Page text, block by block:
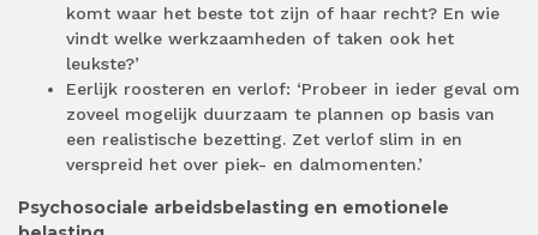
komt waar het beste tot zijn of haar recht? En wie
vindt welke werkzaamheden of taken ook het
leukste?’
Eerlijk roosteren en verlof: ‘Probeer in ieder geval om
zoveel mogelijk duurzaam te plannen op basis van
een realistische bezetting. Zet verlof slim in en
verspreid het over piek- en dalmomenten.’
Psychosociale arbeidsbelasting en emotionele